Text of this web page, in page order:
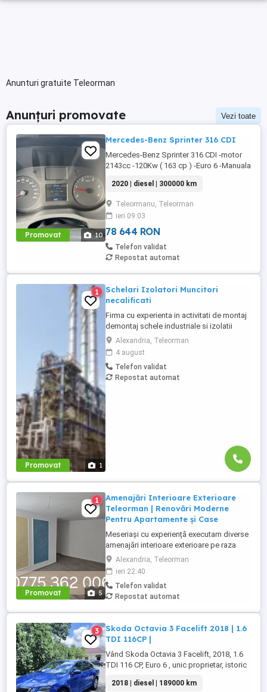
Anunturi gratuite Teleorman
Anunțuri promovate Vezi toate
Promovat 10
Mercedes-Benz Sprinter 316 CDI
Mercedes-Benz Sprinter 316 CDI -motor
2143cc -120Kw ( 163 cp ) -Euro 6 -Manuala
-Versiunea lunga ( 4.30m podea ) -Volan
piele -Navigatie mare -Computer bord -
comenzi pe volan -Scaun pe perna aer
reglabil pe KG . -geamuri electirice -Oglinzi
electrice -anvelope ...
2020 | diesel | 300000 km
Teleormanu, Teleorman
ieri 09:03
78 644 RON
Telefon validat
Repostat automat
Promovat 1
1
Schelari Izolatori Muncitori
necalificati
Firma cu experienta in activitati de montaj
demontaj schele industriale si izolatii
industriale in rafinarii, combinate
petrochimice, otelarii ofera locuri de
munca in Belgia pentru: - schelari
muncitori necalificati pentru activitatea de
montaj demontaj schele industriale; -
Alexandria, Teleorman
4 august
Telefon validat
Repostat automat
Promovat 5
1
Amenajări Interioare Exterioare
Teleorman | Renovări Moderne
Pentru Apartamente și Case
Meseriași cu experiență executam diverse
amenajări interioare exterioare pe raza
Zimnicea Alexandria si împrejurimi la
preturi avantajoase - Renovări
apartamente , decopertări, Zugrăveli -
Renovări case batranesti de la 0 dupa
preferințe, înlocuire acoperisuri , stalpi
Alexandria, Teleorman
ieri 22:40
Telefon validat
Repostat automat
3
Skoda Octavia 3 Facelift 2018 | 1.6
TDI 116CP |
Vând Skoda Octavia 3 Facelift, 2018, 1.6
TDI 116 CP, Euro 6 , unic proprietar, istoric
service autorizat Skoda. Distribuție
2018 | diesel | 189000 km